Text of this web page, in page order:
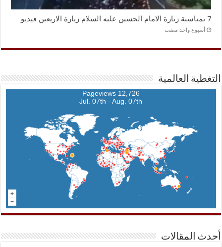
7 بمناسبة زيارة الامام الحسين عليه السلام زيارة الاربعين فيديو
‏أسبوع واحد مضت
التغطية العالمية
12,726 Pageviews
Jul. 07th - Aug. 07th
أحدث المقالات